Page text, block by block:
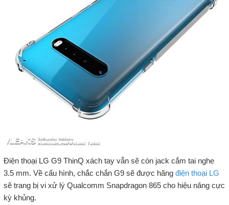
Điện thoại LG G9 ThinQ xách tay vẫn sẽ cón jack cắm tai nghe
3.5 mm. Về cấu hình, chắc chắn G9 sẽ được hãng điện thoại LG
sẽ trang bị vi xử lý Qualcomm Snapdragon 865 cho hiệu năng cực
kỳ khủng.